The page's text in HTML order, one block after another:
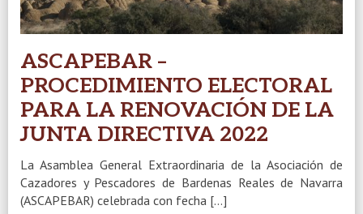
ASCAPEBAR –
PROCEDIMIENTO ELECTORAL
PARA LA RENOVACIÓN DE LA
JUNTA DIRECTIVA 2022
La Asamblea General Extraordinaria de la Asociación de
Cazadores y Pescadores de Bardenas Reales de Navarra
(ASCAPEBAR) celebrada con fecha […]